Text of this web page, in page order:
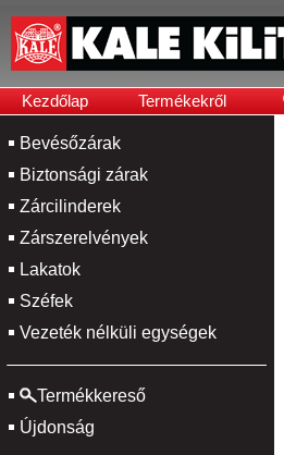
Kezdőlap Termékekről
Bevésőzárak
Biztonsági zárak
Zárcilinderek
Zárszerelvények
Lakatok
Széfek
Vezeték nélküli egységek
Termékkereső
Újdonság